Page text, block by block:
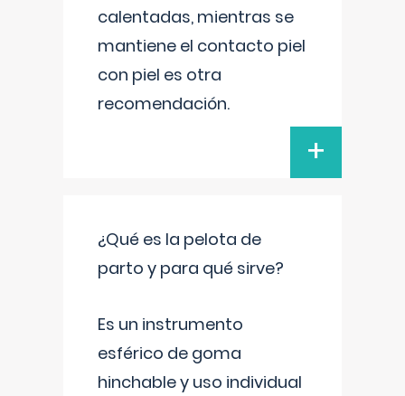
calentadas, mientras se
mantiene el contacto piel
con piel es otra
recomendación.
+
¿Qué es la pelota de
parto y para qué sirve?
Es un instrumento
esférico de goma
hinchable y uso individual